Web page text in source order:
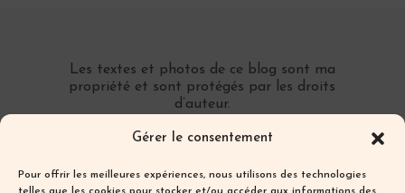
Gérer le consentement
Pour offrir les meilleures expériences, nous utilisons des technologies
Les textes et photos de ce blog sont ma
propriété et sont protégés par les droits
d’auteur.
Toute reproduction partielle ou totale sans